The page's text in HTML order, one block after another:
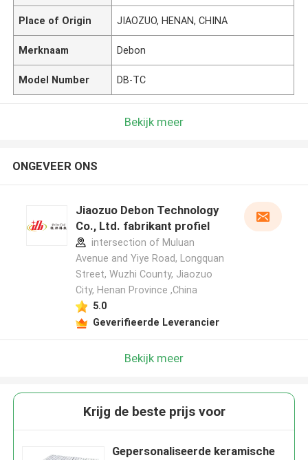
Place of Origin JIAOZUO, HENAN, CHINA
Merknaam Debon
Model Number DB-TC
Bekijk meer
ONGEVEER ONS
Jiaozuo Debon Technology
Co., Ltd. fabrikant profiel
intersection of Muluan
Avenue and Yiye Road, Longquan
Street, Wuzhi County, Jiaozuo
City, Henan Province ,China
5.0
Geverifieerde Leverancier
Bekijk meer
Krijg de beste prijs voor
Gepersonaliseerde keramische